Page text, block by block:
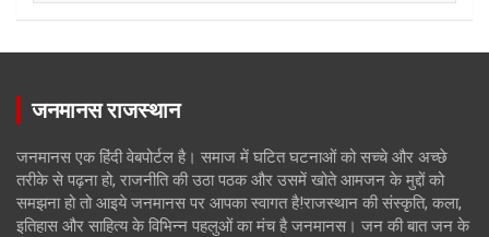
जनमानस राजस्थान
जनमानस एक हिंदी वेबपोर्टल है। समाज में घटित घटनाओं को सच्चे और अच्छे
तरीके से पढ़ना हो, राजनीति की उठा पठक और उसमें खोते आमजन के मुद्दों को
समझना हो तो आइये जनमानस पर आपका स्वागत है!राजस्थान की संस्कृति, कला,
इतिहास और साहित्य के विभिन्न पहलुओं का मंच है जनमानस। जन की बात जन के